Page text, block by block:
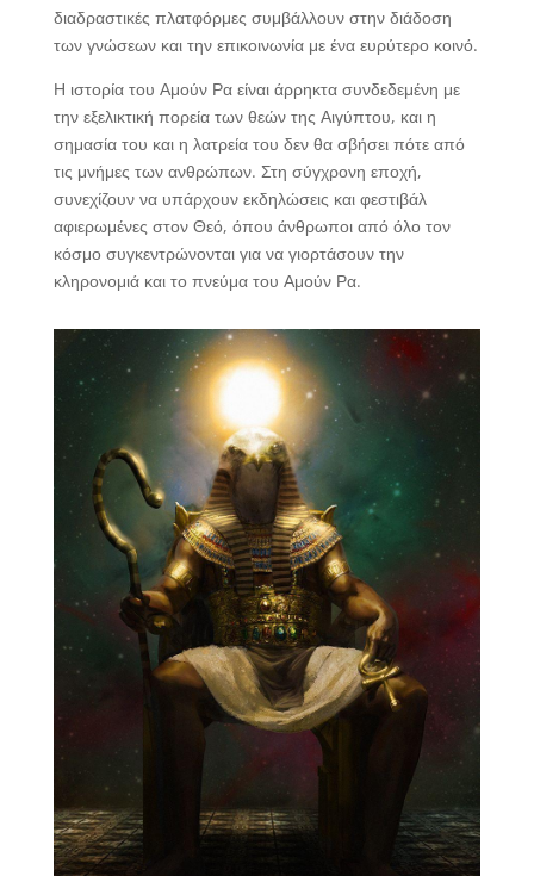
διαδραστικές πλατφόρμες συμβάλλουν στην διάδοση
των γνώσεων και την επικοινωνία με ένα ευρύτερο κοινό.
Η ιστορία του Αμούν Ρα είναι άρρηκτα συνδεδεμένη με
την εξελικτική πορεία των θεών της Αιγύπτου, και η
σημασία του και η λατρεία του δεν θα σβήσει πότε από
τις μνήμες των ανθρώπων. Στη σύγχρονη εποχή,
συνεχίζουν να υπάρχουν εκδηλώσεις και φεστιβάλ
αφιερωμένες στον Θεό, όπου άνθρωποι από όλο τον
κόσμο συγκεντρώνονται για να γιορτάσουν την
κληρονομιά και το πνεύμα του Αμούν Ρα.